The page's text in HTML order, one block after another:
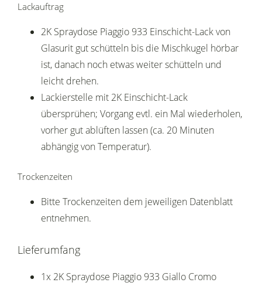
Lackauftrag
2K Spraydose Piaggio 933 Einschicht-Lack von
Glasurit gut schütteln bis die Mischkugel hörbar
ist, danach noch etwas weiter schütteln und
leicht drehen.
Lackierstelle mit 2K Einschicht-Lack
übersprühen; Vorgang evtl. ein Mal wiederholen,
vorher gut ablüften lassen (ca. 20 Minuten
abhängig von Temperatur).
Trockenzeiten
Bitte Trockenzeiten dem jeweiligen Datenblatt
entnehmen.
Lieferumfang
1x 2K Spraydose Piaggio 933 Giallo Cromo